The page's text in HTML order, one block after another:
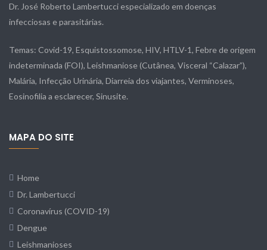
Dr. José Roberto Lambertucci especializado em doenças
infecciosas e parasitárias.
Temas: Covid-19, Esquistossomose, HIV, HTLV-1, Febre de origem
indeterminada (FOI), Leishmaniose (Cutânea, Visceral “Calazar”),
Malária, Infecção Urinária, Diarreia dos viajantes, Verminoses,
Eosinofilia a esclarecer, Sinusite.
MAPA DO SITE
Home
Dr. Lambertucci
Coronavírus (COVID-19)
Dengue
Leishmanioses